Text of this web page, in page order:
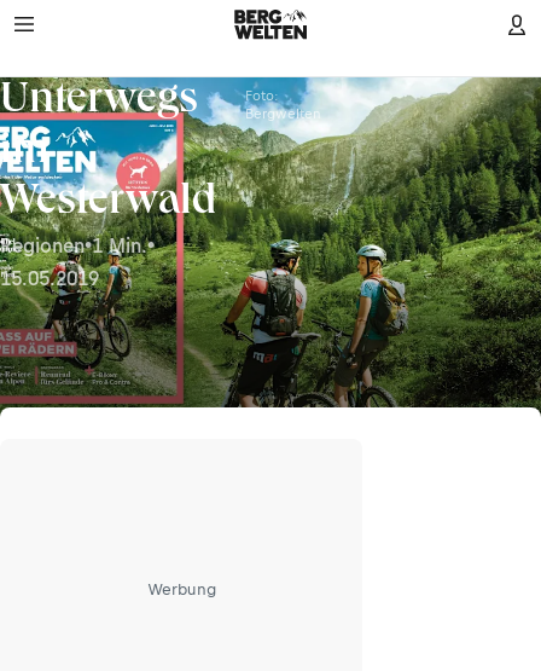
Unterwegs
im
Westerwald
Regionen•1 Min.•
15.05.2019
Foto:
Bergwelten
Werbung